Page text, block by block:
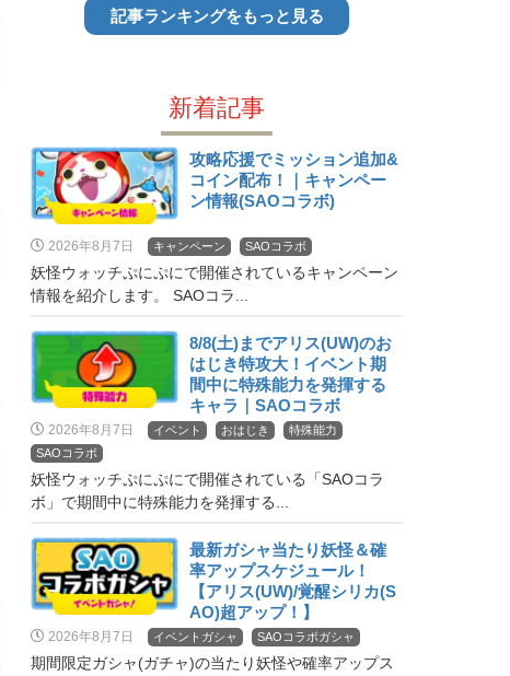
記事ランキングをもっと見る
新着記事
攻略応援でミッション追加&
コイン配布！｜キャンペー
ン情報(SAOコラボ)
2026年8月7日 キャンペーン SAOコラボ
妖怪ウォッチぷにぷにで開催されているキャンペーン
情報を紹介します。 SAOコラ...
8/8(土)までアリス(UW)のお
はじき特攻大！イベント期
間中に特殊能力を発揮する
キャラ｜SAOコラボ
2026年8月7日 イベント おはじき
特殊能力
SAOコラボ
妖怪ウォッチぷにぷにで開催されている「SAOコラ
ボ」で期間中に特殊能力を発揮する...
最新ガシャ当たり妖怪＆確
率アップスケジュール！
【アリス(UW)/覚醒シリカ(S
AO)超アップ！】
2026年8月7日 イベントガシャ SAOコラボガシャ
期間限定ガシャ(ガチャ)の当たり妖怪や確率アップス